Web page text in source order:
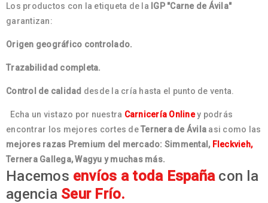
Los productos con la etiqueta de la IGP "Carne de Ávila"
garantizan:
Origen geográfico controlado.
Trazabilidad completa.
Control de calidad desde la cría hasta el punto de venta.
Echa un vistazo por nuestra Carnicería Onliney podrás
encontrar los mejores cortes deTernera de Ávila asi como las
mejores razas Premium del mercado: Simmental, Fleckvieh,
Ternera Gallega, Wagyu y muchas más.
Hacemos envíos a toda Españacon la
agencia Seur Frío.